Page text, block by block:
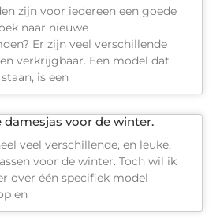
zijn voor iedereen een goede
naar nieuwe
Er zijn veel verschillende
verkrijgbaar. Een model dat
is een
voor de winter.
veel verschillende, en leuke,
voor de winter. Toch wil ik
over één specifiek model
en